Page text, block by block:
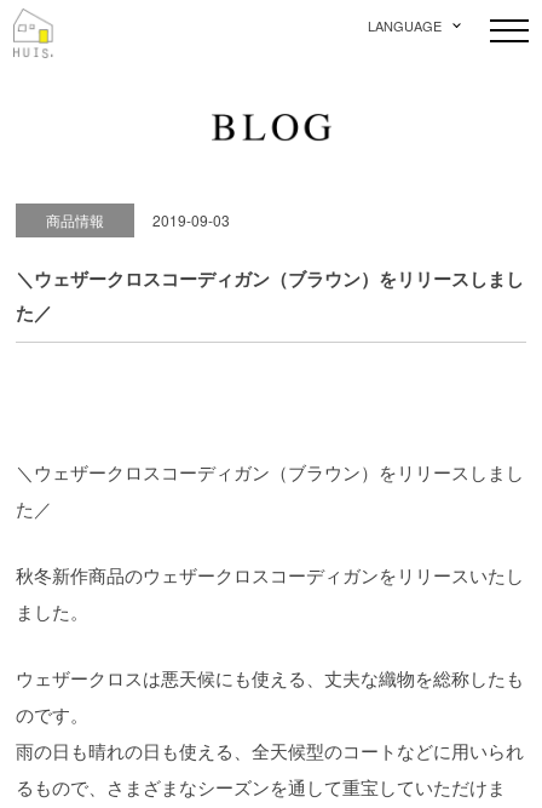
LANGUAGE
商品情報 2019-09-03
＼ウェザークロスコーディガン（ブラウン）をリリースしまし
た／
＼ウェザークロスコーディガン（ブラウン）をリリースしまし
た／
秋冬新作商品のウェザークロスコーディガンをリリースいたし
ました。
ウェザークロスは悪天候にも使える、丈夫な織物を総称したも
のです。
雨の日も晴れの日も使える、全天候型のコートなどに用いられ
るもので、さまざまなシーズンを通して重宝していただけま